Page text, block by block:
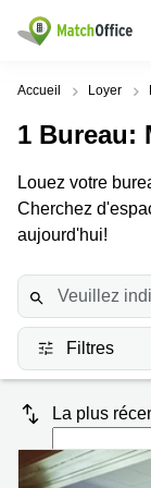
Rechercher /
Pages
produits
Bureau
d'affaires
Coworking
Salle
de
virtuel
Villes
Location
bureau
Zurich
Bureau
à louer
Genève
Bureau à
louer
Zurich
Recherches
Voie du
Chariot 3
Lausanne
Place de
la Gare
12
Lausanne
Rue du
la-
1
Genève
Aide
Qui sommes-nous?
Prix
Connexion
Choisissez une
Switzerland
Accueil Loyer
1 Bureau:
Louez votre
Cherchez
aujourd'hui!
Filtres
La plus